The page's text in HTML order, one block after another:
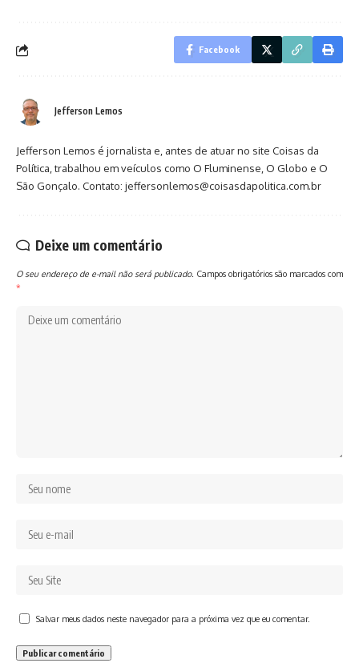
Facebook
Jefferson Lemos
Jefferson Lemos é jornalista e, antes de atuar no site Coisas da
Política, trabalhou em veículos como O Fluminense, O Globo e O
São Gonçalo. Contato: jeffersonlemos@coisasdapolitica.com.br
Deixe um comentário
O seu endereço de e-mail não será publicado. Campos obrigatórios são marcados com
*
Salvar meus dados neste navegador para a próxima vez que eu comentar.